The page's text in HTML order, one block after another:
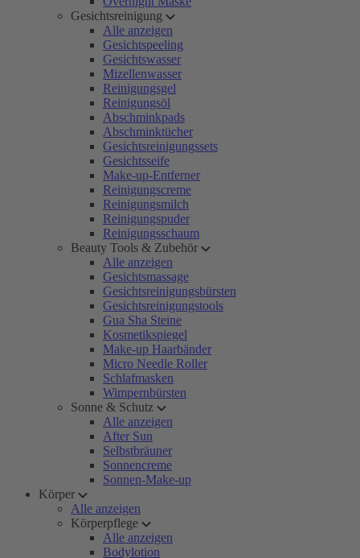
Gesichtsreinigung
Alle anzeigen
Gesichtspeeling
Gesichtswasser
Mizellenwasser
Reinigungsgel
Reinigungsöl
Abschminkpads
Abschminktücher
Gesichtsreinigungssets
Gesichtsseife
Make-up-Entferner
Reinigungscreme
Reinigungsmilch
Reinigungspuder
Reinigungsschaum
Beauty Tools & Zubehör
Alle anzeigen
Gesichtsmassage
Gesichtsreinigungsbürsten
Gesichtsreinigungstools
Gua Sha Steine
Kosmetikspiegel
Make-up Haarbänder
Micro Needle Roller
Schlafmasken
Wimpernbürsten
Sonne & Schutz
Alle anzeigen
After Sun
Selbstbräuner
Sonnencreme
Sonnen-Make-up
Körper
Alle anzeigen
Körperpflege
Alle anzeigen
Bodylotion